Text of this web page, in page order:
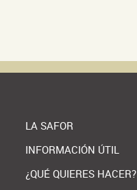
LA SAFOR
INFORMACIÓN ÚTIL
¿QUÉ QUIERES HACER?